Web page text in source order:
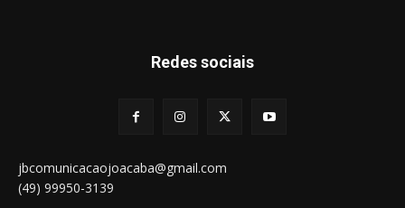
Redes sociais
jbcomunicacaojoacaba@gmail.com
(49) 99950-3139